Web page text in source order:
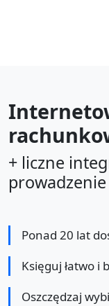
+ liczne
Ponad 20 lat
Księguj łatwo i
Oszczędzaj